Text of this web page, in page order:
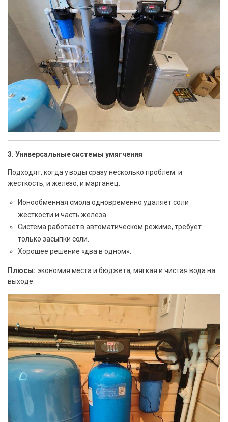
3. Универсальные системы умягчения
Подходят, когда у воды сразу несколько проблем: и
жёсткость, и железо, и марганец.
Ионообменная смола одновременно удаляет соли
жёсткости и часть железа.
Система работает в автоматическом режиме, требует
только засыпки соли.
Хорошее решение «два в одном».
Плюсы: экономия места и бюджета, мягкая и чистая вода на
выходе.